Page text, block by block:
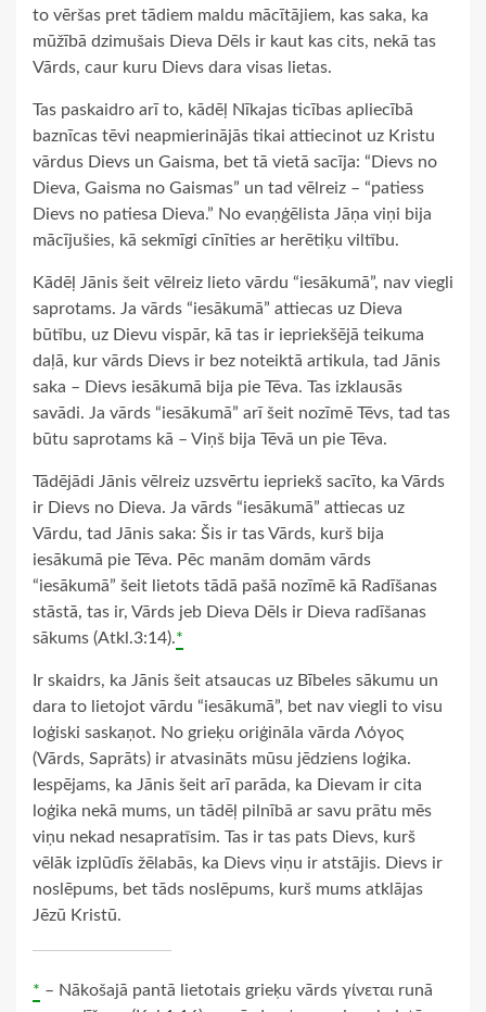
to vēršas pret tādiem maldu mācītājiem, kas saka, ka
mūžībā dzimušais Dieva Dēls ir kaut kas cits, nekā tas
Vārds, caur kuru Dievs dara visas lietas.
Tas paskaidro arī to, kādēļ Nīkajas ticības apliecībā
baznīcas tēvi neapmierinājās tikai attiecinot uz Kristu
vārdus Dievs un Gaisma, bet tā vietā sacīja: “Dievs no
Dieva, Gaisma no Gaismas” un tad vēlreiz – “patiess
Dievs no patiesa Dieva.” No evaņģēlista Jāņa viņi bija
mācījušies, kā sekmīgi cīnīties ar herētiķu viltību.
Kādēļ Jānis šeit vēlreiz lieto vārdu “iesākumā”, nav viegli
saprotams. Ja vārds “iesākumā” attiecas uz Dieva
būtību, uz Dievu vispār, kā tas ir iepriekšējā teikuma
daļā, kur vārds Dievs ir bez noteiktā artikula, tad Jānis
saka – Dievs iesākumā bija pie Tēva. Tas izklausās
savādi. Ja vārds “iesākumā” arī šeit nozīmē Tēvs, tad tas
būtu saprotams kā – Viņš bija Tēvā un pie Tēva.
Tādējādi Jānis vēlreiz uzsvērtu iepriekš sacīto, ka Vārds
ir Dievs no Dieva. Ja vārds “iesākumā” attiecas uz
Vārdu, tad Jānis saka: Šis ir tas Vārds, kurš bija
iesākumā pie Tēva. Pēc manām domām vārds
“iesākumā” šeit lietots tādā pašā nozīmē kā Radīšanas
stāstā, tas ir, Vārds jeb Dieva Dēls ir Dieva radīšanas
sākums (Atkl.3:14).*
Ir skaidrs, ka Jānis šeit atsaucas uz Bībeles sākumu un
dara to lietojot vārdu “iesākumā”, bet nav viegli to visu
loģiski saskaņot. No grieķu oriģināla vārda Λόγος
(Vārds, Saprāts) ir atvasināts mūsu jēdziens loģika.
Iespējams, ka Jānis šeit arī parāda, ka Dievam ir cita
loģika nekā mums, un tādēļ pilnībā ar savu prātu mēs
viņu nekad nesapratīsim. Tas ir tas pats Dievs, kurš
vēlāk izplūdīs žēlabās, ka Dievs viņu ir atstājis. Dievs ir
noslēpums, bet tāds noslēpums, kurš mums atklājas
Jēzū Kristū.
* – Nākošajā pantā lietotais grieķu vārds γίνεται runā